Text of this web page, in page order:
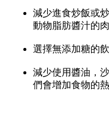
減少進食炒飯或
動物脂肪醬汁的
選擇無添加糖的
減少使用醬油，
們會增加食物的